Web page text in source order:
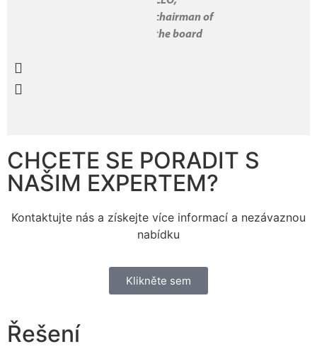
chairman of
the board
CHCETE SE PORADIT S
NAŠIM EXPERTEM?
Kontaktujte nás a získejte více informací a nezávaznou
nabídku
Klikněte sem
Řešení